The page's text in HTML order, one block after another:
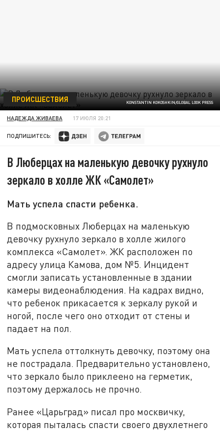
KONSTANTIN KOKOSHKIN/GLOBAL LOOK PRESS
ПРОИСШЕСТВИЯ
НАДЕЖДА ЖИВАЕВА 17 ИЮЛЯ 20:21
ПОДПИШИТЕСЬ:
В Люберцах на маленькую девочку рухнуло
зеркало в холле ЖК «Самолет»
Мать успела спасти ребенка.
В подмосковных Люберцах на маленькую
девочку рухнуло зеркало в холле жилого
комплекса «Самолет». ЖК расположен по
адресу улица Камова, дом №5. Инцидент
смогли записать установленные в здании
камеры видеонаблюдения. На кадрах видно,
что ребенок прикасается к зеркалу рукой и
ногой, после чего оно отходит от стены и
падает на пол.
Мать успела оттолкнуть девочку, поэтому она
не пострадала. Предварительно установлено,
что зеркало было приклеено на герметик,
поэтому держалось не прочно.
Ранее «Царьград» писал про москвичку,
которая пыталась спасти своего двухлетнего